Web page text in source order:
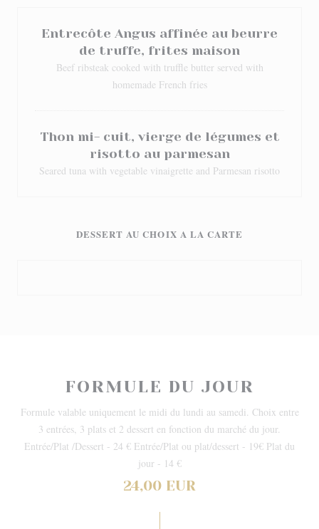
Entrecôte Angus affinée au beurre
de truffe, frites maison
Beef ribsteak cooked with truffle butter served with
homemade French fries
Thon mi- cuit, vierge de légumes et
risotto au parmesan
Seared tuna with vegetable vinaigrette and Parmesan risotto
DESSERT AU CHOIX A LA CARTE
FORMULE DU JOUR
Formule valable uniquement le midi du lundi au samedi. Choix entre
3 entrées, 3 plats et 2 dessert en fonction du marché du jour.
Entrée/Plat /Dessert - 24 € Entrée/Plat ou plat/dessert - 19€ Plat du
jour - 14 €
24,00 EUR